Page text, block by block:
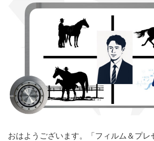
おはようございます。「フィルム＆プレ